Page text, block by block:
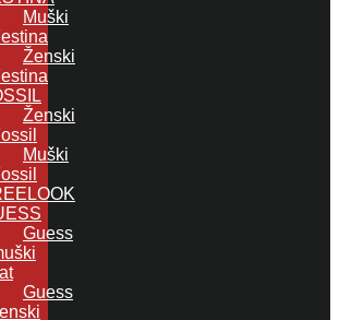
Muški
Ženski
Ženski
Muški
Guess
Guess